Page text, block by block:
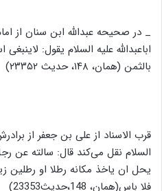
_ در صحیحه عبدالله ابن سنان از
اباعبدالله علیه السلام یقول:
بالثمن (همان، ۱۴۸، حدیث ۲۳۳۵۲)
قرب الاسناد از علی بن جعفر از
السلام نقل می‌کند قال: سالته عن
یحل ان یاخذ مکانه رطلا او رطلین
فلا باس(همان، 148،حدیث23353)